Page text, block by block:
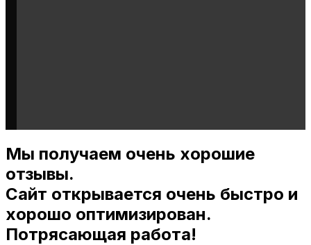
Мы получаем очень хорошие
отзывы.
Сайт открывается очень быстро и
хорошо оптимизирован.
Потрясающая работа!